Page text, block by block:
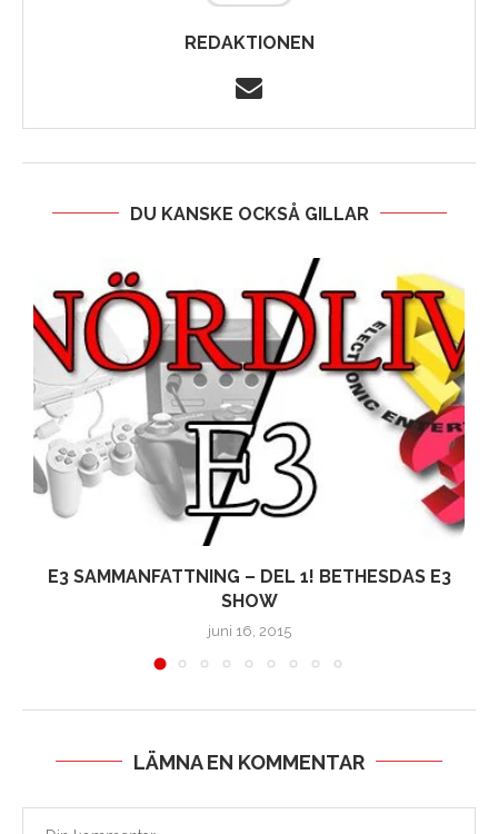
REDAKTIONEN
DU KANSKE OCKSÅ GILLAR
E3 SAMMANFATTNING – DEL 1! BETHESDAS E3
SHOW
juni 16, 2015
LÄMNA EN KOMMENTAR